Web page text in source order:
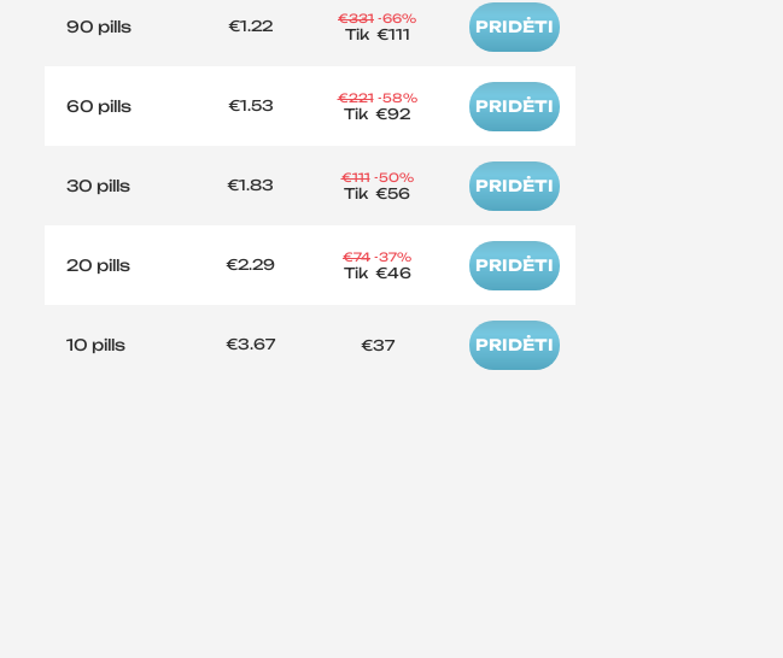
90 pills €1.22 €331 -66%
Tik €111 PRIDĖTI
60 pills €1.53 €221 -58%
Tik €92 PRIDĖTI
30 pills €1.83 €111 -50%
Tik €56 PRIDĖTI
20 pills €2.29 €74 -37%
Tik €46 PRIDĖTI
10 pills €3.67 €37 PRIDĖTI